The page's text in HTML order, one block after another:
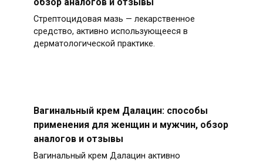
Стрептоцидовая мазь — лекарственное
средство, активно использующееся в
дерматологической практике.
Вагинальный крем Далацин: способы
применения для женщин и мужчин, обзор
аналогов и отзывы
Вагинальный крем Далацин активно